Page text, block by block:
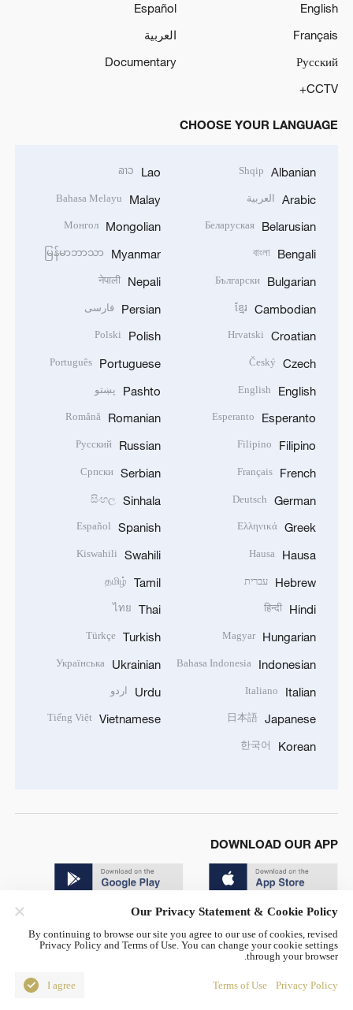
English
Español
Français
العربية
Русский
Documentary
CCTV+
CHOOSE YOUR LANGUAGE
Albanian
Shqip
Arabic العربية
Belarusian
Беларуская
Bengali
বাংলা
Bulgarian
Български
Cambodian
ខ្មែរ
Croatian
Hrvatski
Czech
Český
English
English
Esperanto
Esperanto
Filipino
Filipino
French
Français
German
Deutsch
Greek
Ελληνικά
Hausa
Hausa
Hebrew עברית
Hindi
हिन्दी
Hungarian
Magyar
Indonesian
Bahasa Indonesia
Italian
Italiano
Japanese
日本語
Korean
한국어
Lao
ລາວ
Malay
Bahasa Melayu
Mongolian
Монгол
Myanmar
မြန်မာဘာသာ
Nepali
नेपाली
Persian فارسی
Polish
Polski
Portuguese
Português
Pashto پښتو
Romanian
Română
Russian
Русский
Serbian
Српски
Sinhala
සිංහල
Spanish
Español
Swahili
Kiswahili
Tamil
தமிழ்
Thai
ไทย
Turkish
Türkçe
Ukrainian
Українська
Urdu اردو
Vietnamese
Tiếng Việt
DOWNLOAD OUR APP
© China Radio International.CRI. All Rights Reserved. 16A
Shijingshan Road, Beijing, China. 100040
Our Privacy Statement & Cookie Policy
By continuing to browse our site you agree to our use of cookies, revised
Privacy Policy and Terms of Use. You can change your cookie settings
through your browser.
Privacy Policy
Terms of Use
I agree